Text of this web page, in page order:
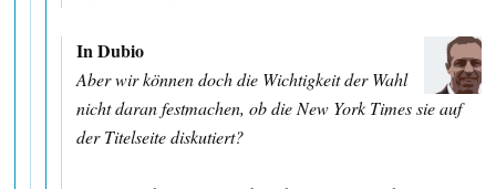
In Dubio
Aber wir können doch die Wichtigkeit der Wahl
nicht daran festmachen, ob die New York Times sie auf
der Titelseite diskutiert?